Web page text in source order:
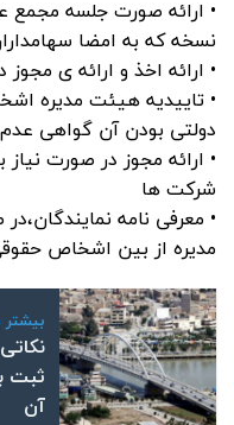
نسخه که به امضا
• ارائه اخذ و ارائه ی
• تاییدیه هیئت مدیره
دولتی بودن آن گواهی
• ارائه مجوز در صورت
شرکت ها
• معرفی نامه
مدیره از بین اشخاص
بیشتر
ثبت
آن